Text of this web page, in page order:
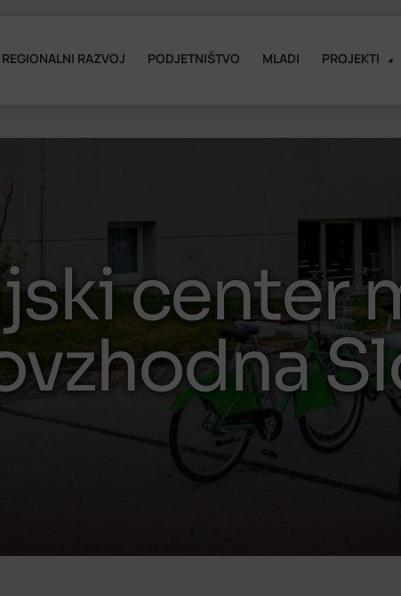
REGIONALNI RAZVOJ PODJETNIŠTVO MLADI PROJEKTI
center